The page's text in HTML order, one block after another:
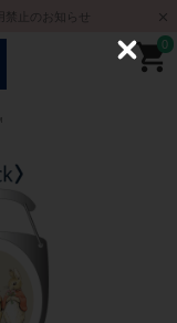
止のお知らせ
0
C